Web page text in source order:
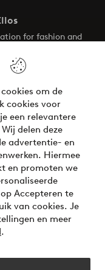
om de
cookies voor
een relevantere
delen deze
advertentie- en
Hiermee
en promoten we
Accepteren te
van cookies. Je
en meer
.
for fashion and
look is here!
opsplitsen
?